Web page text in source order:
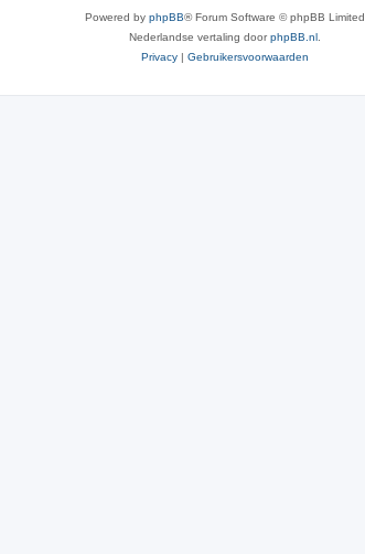
Powered by phpBB® Forum Software © phpBB Limited
Nederlandse vertaling doorphpBB.nl
Privacy | Gebruikersvoorwaarden